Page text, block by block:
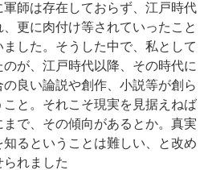
軍師は存在しておらず、江戸時代
、更に肉付け等されていったこと
した。そうした中で、私として
が、江戸時代以降、その時代に
良い論説や創作、小説等が創ら
こと。それこそ現実を見据えねば
まで、その傾向があるとか。真実
るということは難しい、と改め
れました